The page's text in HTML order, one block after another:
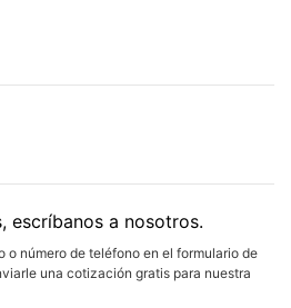
escríbanos a nosotros.
o número de teléfono en el formulario de
una cotización gratis para nuestra